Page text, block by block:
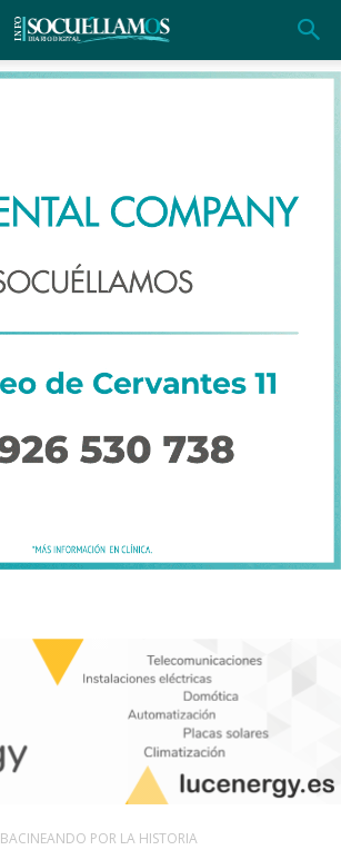
BACINEANDO POR LA HISTORIA